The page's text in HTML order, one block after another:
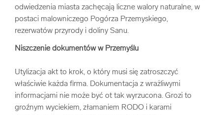
Usługi digitalizacjyjne arrow_forward
Pozostałe usługi
odwiedzenia miasta zachęcają liczne walory naturalne, w
postaci malowniczego Pogórza Przemyskiego,
rezerwatów przyrody i doliny Sanu.
Niszczenie dokumentów w Przemyślu
Utylizacja akt to krok, o który musi się zatroszczyć
właściwie każda firma. Dokumentacja z wrażliwymi
informacjami nie może być ot tak wyrzucona. Grozi to
groźnym wyciekiem, złamaniem RODO i karami